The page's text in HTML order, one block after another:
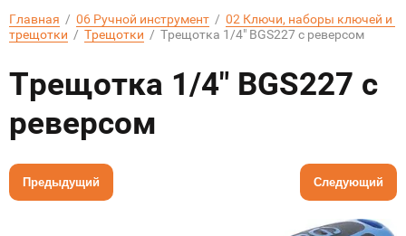
Главная
  /
06 Ручной инструмент
  /
02 Ключи, наборы ключей и
трещотки
  /
Трещотки
  /  Трещотка 1/4" BGS227 с реверсом
Трещотка 1/4" BGS227 с
реверсом
Предыдущий Следующий